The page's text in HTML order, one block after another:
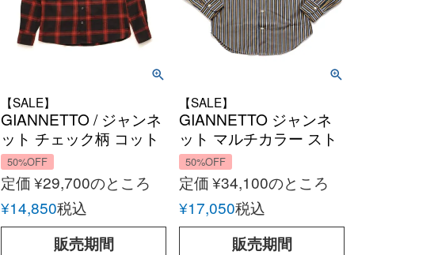
【SALE】
GIANNETTO / ジャンネ
ット チェック柄 コット
ン ウォッシュド CPO
シャツ オールシーズ
ン メンズ イタリア アメ
リカ
50%OFF
定価¥29,700のところ
¥14,850税込
販売期間
【SALE】
GIANNETTO ジャンネ
ット マルチカラー スト
ライプシャツ オール
シーズン メンズ イタリ
ア スリムフィット
50%OFF
定価¥34,100のところ
¥17,050税込
販売期間